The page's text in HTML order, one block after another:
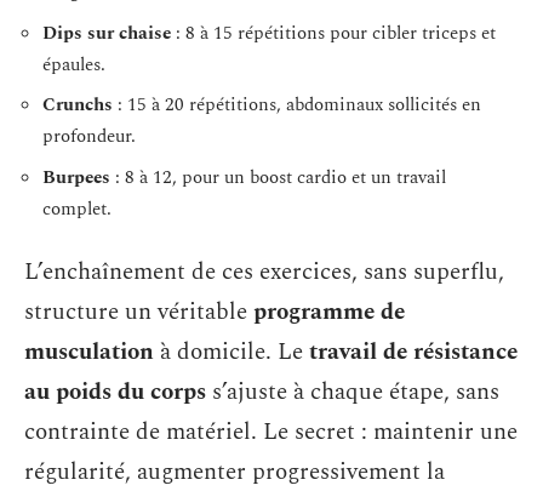
Dips sur chaise : 8 à 15 répétitions pour cibler triceps et
épaules.
Crunchs : 15 à 20 répétitions, abdominaux sollicités en
profondeur.
Burpees : 8 à 12, pour un boost cardio et un travail
complet.
L’enchaînement de ces exercices, sans superflu,
structure un véritableprogramme de
musculation à domicile. Letravail de résistance
au poids du corps s’ajuste à chaque étape, sans
contrainte de matériel. Le secret : maintenir une
régularité, augmenter progressivement la